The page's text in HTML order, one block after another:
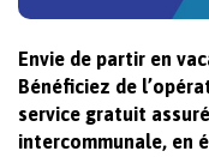
Envie de partir en
Bénéficiez de
service gratuit
intercommunale, en